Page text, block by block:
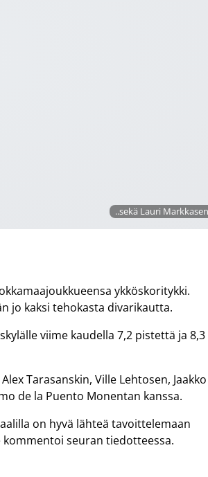
..sekä Lauri
ykköskoritykki.
jo kaksi tehokasta divarikautta.
viime kaudella 7,2 pistettä ja 8,3
Tarasanskin, Ville Lehtosen, Jaakko
de la Puento Monentan kanssa.
on hyvä lähteä tavoittelemaan
kommentoi seuran tiedotteessa.